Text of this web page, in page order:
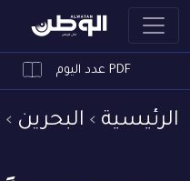
PDF عدد اليوم
الرئيسية البحرين